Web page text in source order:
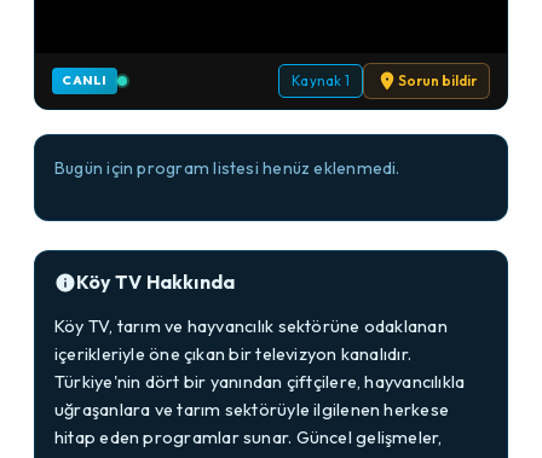
CANLI Kaynak 1 Sorun bildir
Bugün için program listesi henüz eklenmedi.
Köy TV Hakkında
Köy TV, tarım ve hayvancılık sektörüne odaklanan
içerikleriyle öne çıkan bir televizyon kanalıdır.
Türkiye'nin dört bir yanından çiftçilere, hayvancılıkla
uğraşanlara ve tarım sektörüyle ilgilenen herkese
hitap eden programlar sunar. Güncel gelişmeler,